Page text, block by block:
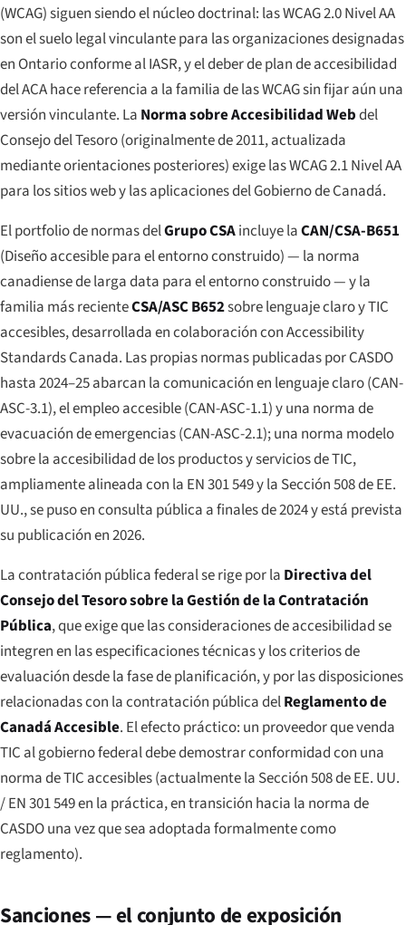
(WCAG) siguen siendo el núcleo doctrinal: las WCAG 2.0 Nivel AA
son el suelo legal vinculante para las organizaciones designadas
en Ontario conforme al IASR, y el deber de plan de accesibilidad
del ACA hace referencia a la familia de las WCAG sin fijar aún una
versión vinculante. La Norma sobre Accesibilidad Webdel
Consejo del Tesoro (originalmente de 2011, actualizada
mediante orientaciones posteriores) exige las WCAG 2.1 Nivel AA
para los sitios web y las aplicaciones del Gobierno de Canadá.
El portfolio de normas delGrupo CSAincluye laCAN/CSA-B651
(Diseño accesible para el entorno construido) — la norma
canadiense de larga data para el entorno construido — y la
familia más recienteCSA/ASC B652sobre lenguaje claro y TIC
accesibles, desarrollada en colaboración con Accessibility
Standards Canada. Las propias normas publicadas por CASDO
hasta 2024–25 abarcan la comunicación en lenguaje claro (CAN-
ASC-3.1), el empleo accesible (CAN-ASC-1.1) y una norma de
evacuación de emergencias (CAN-ASC-2.1); una norma modelo
sobre la accesibilidad de los productos y servicios de TIC,
ampliamente alineada con la EN 301 549 y la Sección 508 de EE.
UU., se puso en consulta pública a finales de 2024 y está prevista
su publicación en 2026.
La contratación pública federal se rige por la Directiva del
Consejo del Tesoro sobre la Gestión de la Contratación
Pública, que exige que las consideraciones de accesibilidad se
integren en las especificaciones técnicas y los criterios de
evaluación desde la fase de planificación, y por las disposiciones
relacionadas con la contratación pública delReglamento de
Canadá Accesible. El efecto práctico: un proveedor que venda
TIC al gobierno federal debe demostrar conformidad con una
norma de TIC accesibles (actualmente la Sección 508 de EE. UU.
/ EN 301 549 en la práctica, en transición hacia la norma de
CASDO una vez que sea adoptada formalmente como
reglamento).
Sanciones — el conjunto de exposición